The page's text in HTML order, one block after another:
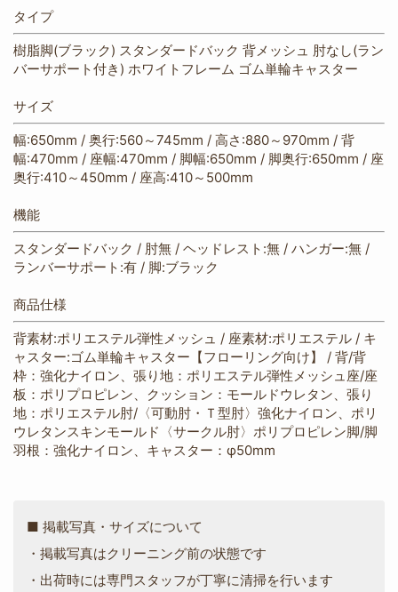
タイプ
樹脂脚(ブラック) スタンダードバック 背メッシュ 肘なし(ラン
バーサポート付き) ホワイトフレーム ゴム単輪キャスター
サイズ
幅:650mm / 奥行:560～745mm / 高さ:880～970mm / 背
幅:470mm / 座幅:470mm / 脚幅:650mm / 脚奥行:650mm / 座
奥行:410～450mm / 座高:410～500mm
機能
スタンダードバック / 肘無 / ヘッドレスト:無 / ハンガー:無 /
ランバーサポート:有 / 脚:ブラック
商品仕様
背素材:ポリエステル弾性メッシュ / 座素材:ポリエステル / キ
ャスター:ゴム単輪キャスター【フローリング向け】 / 背/背
枠：強化ナイロン、張り地：ポリエステル弾性メッシュ座/座
板：ポリプロピレン、クッション：モールドウレタン、張り
地：ポリエステル肘/〈可動肘・Ｔ型肘〉強化ナイロン、ポリ
ウレタンスキンモールド〈サークル肘〉ポリプロピレン脚/脚
羽根：強化ナイロン、キャスター：φ50mm
■ 掲載写真・サイズについて
・掲載写真はクリーニング前の状態です
・出荷時には専門スタッフが丁寧に清掃を行います